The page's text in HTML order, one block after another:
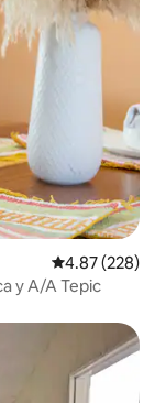
Calificación
4.87 (228)
y A/A Tepic